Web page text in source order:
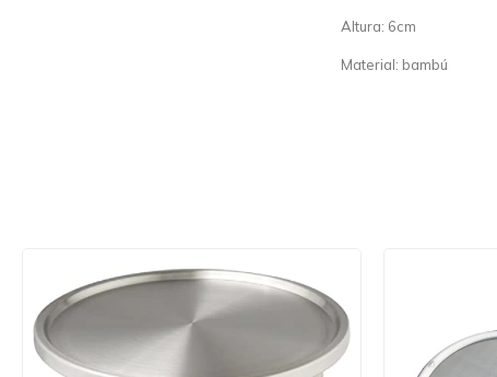
Altura: 6cm
Material: bambú